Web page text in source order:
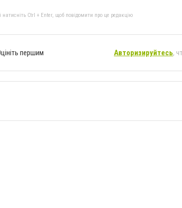
Ctrl + Enter, щоб повідомити про це редакцію
першим Авторизируйтесь,